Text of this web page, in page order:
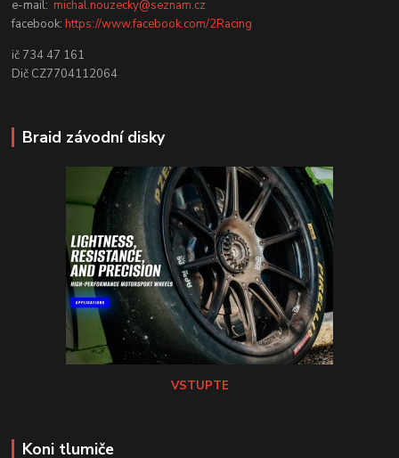
e-mail:michal.nouzecky@seznam.cz
facebook:https://www.facebook.com/2Racing
ič 734 47 161
Dič CZ7704112064
Braid závodní disky
VSTUPTE
Koni tlumiče